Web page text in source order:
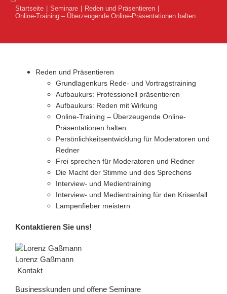
Startseite Seminare
Reden und Präsentieren
Online-Training – Überzeugende Online-Präsentationen halten
Reden und Präsentieren
Grundlagenkurs Rede- und Vortragstraining
Aufbaukurs: Professionell präsentieren
Aufbaukurs: Reden mit Wirkung
Online-Training – Überzeugende Online-
Präsentationen halten
Persönlichkeitsentwicklung für Moderatoren und
Redner
Frei sprechen für Moderatoren und Redner
Die Macht der Stimme und des Sprechens
Interview- und Medientraining
Interview- und Medientraining für den Krisenfall
Lampenfieber meistern
Kontaktieren Sie uns!
Lorenz Gaßmann
Kontakt
Businesskunden und offene Seminare